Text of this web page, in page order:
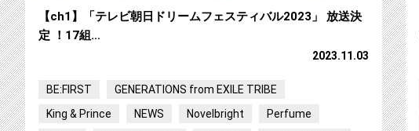
【ch1】「テレビ朝日ドリームフェスティバル2023」 放送決
定 ！17組…
2023.11.03
BE:FIRST
GENERATIONS from EXILE TRIBE
King & Prince
NEWS Novelbright
Perfume